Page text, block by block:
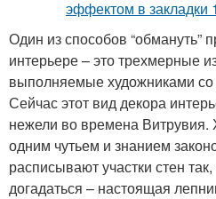
Один из способов “обмануть”
интерьере – это трехмерные
выполняемые художниками со
Сейчас этот вид декора
нежели во времена
одним чутьем и знанием
расписывают участки стен
догадаться – настоящая